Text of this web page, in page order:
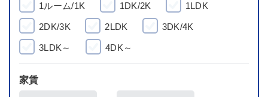
1ルーム/1K
1DK/2K 1LDK
2DK/3K 2LDK 3DK/4K
3LDK～ 4DK～
家賃